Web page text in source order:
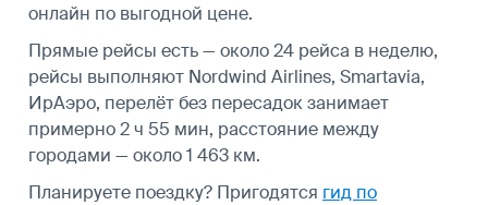
онлайн по выгодной цене.
Прямые рейсы есть — около 24 рейса в неделю,
рейсы выполняют Nordwind Airlines, Smartavia,
ИрАэро, перелёт без пересадок занимает
примерно 2 ч 55 мин, расстояние между
городами — около 1 463 км.
Планируете поездку? Пригодятся гид по